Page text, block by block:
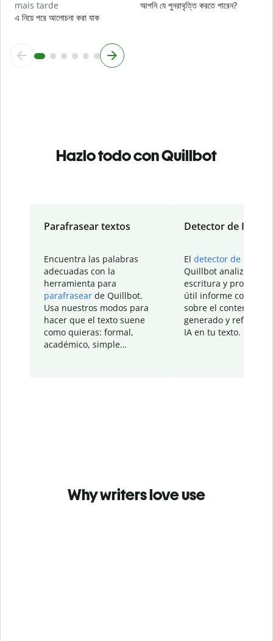
mais tarde
এ নিয়ে পরে আলোচনা করা যাক
আপনি যে পুনরাবৃত্তি করতে পারেন?
Hazlo todo con Quillbot
Parafrasear textos
Encuentra las palabras
adecuadas con la
herramienta para
parafrasear de Quillbot.
Usa nuestros modos para
hacer que el texto suene
como quieras: formal,
académico, simple…
Detector de IA
El detector de IA
Quillbot analiza tu
escritura y
útil informe con
sobre el contenido
generado y refinado
IA en tu texto.
Why writers love use